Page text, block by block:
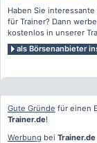
Haben Sie
für Trainer? Dann
kostenlos in unserer
als Börsenanbieter
Gute Gründe für einen
Trainer.de!
Werbung bei Trainer.de